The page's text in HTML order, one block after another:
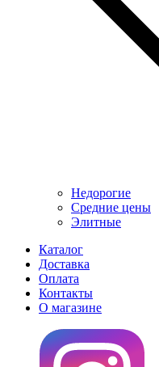
Недорогие
Средние цены
Элитные
Каталог
Доставка
Оплата
Контакты
О магазине